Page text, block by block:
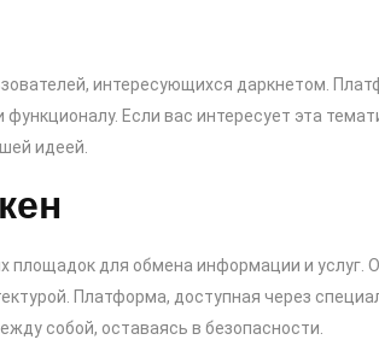
интересующихся даркнетом.
Если вас интересует эта
идеей.
площадок для обмена информации и услуг.
Платформа, доступная через
собой, оставаясь в безопасности.